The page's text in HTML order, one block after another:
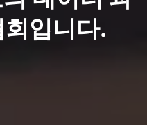
입니다.